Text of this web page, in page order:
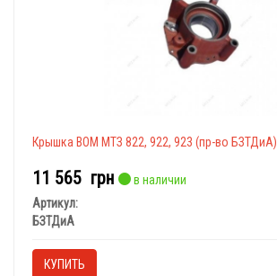
Крышка ВОМ МТЗ 822, 922, 923 (пр-во БЗТДиА)
11 565 грн
в наличии
Артикул:
БЗТДиА
КУПИТЬ